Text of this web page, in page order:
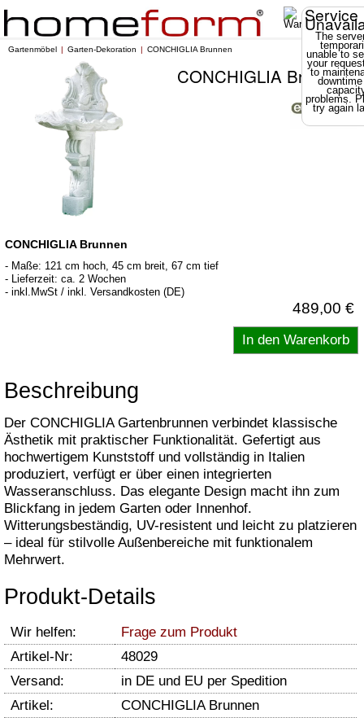
Service
The
unable to
your
to
problems.
try again
Gartenmöbel Garten-Dekoration CONCHIGLIA Brunnen
CONCHIGLIA Brunnen
CONCHIGLIA Brunnen
- Maße: 121 cm hoch, 45 cm breit, 67 cm tief
- Lieferzeit: ca. 2 Wochen
- inkl.MwSt / inkl. Versandkosten (DE)
489,00 €
Beschreibung
Der CONCHIGLIA Gartenbrunnen verbindet klassische
Ästhetik mit praktischer Funktionalität. Gefertigt aus
hochwertigem Kunststoff und vollständig in Italien
produziert, verfügt er über einen integrierten
Wasseranschluss. Das elegante Design macht ihn zum
Blickfang in jedem Garten oder Innenhof.
Witterungsbeständig, UV-resistent und leicht zu platzieren
– ideal für stilvolle Außenbereiche mit funktionalem
Mehrwert.
Produkt-Details
Wir helfen:
Frage zum Produkt
Artikel-Nr:
48029
Versand:
in DE und EU per Spedition
Artikel:
CONCHIGLIA Brunnen